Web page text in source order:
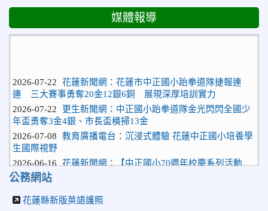
媒體報導
連 三大賽事勇奪20金12銀6銅 展現深厚培訓實力
2026-07-22
更生新聞網：中正國小跆拳道隊金光閃閃全國少
年盃勇奪3金4銀、市長盃橫掃13金
2026-07-08
教育廣播電台：沉浸式體驗 花蓮中正國小培養學
生國際視野
2026-06-16
「游藝飛揚」晚會登場】 師生家長齊聚一堂 共譜「時光樂
章．經典再現」
2026-06-16
更生新聞網：中正國小創校70週年「游藝飛揚」
才藝晚會登場
公務網站
花蓮縣新版英語護照